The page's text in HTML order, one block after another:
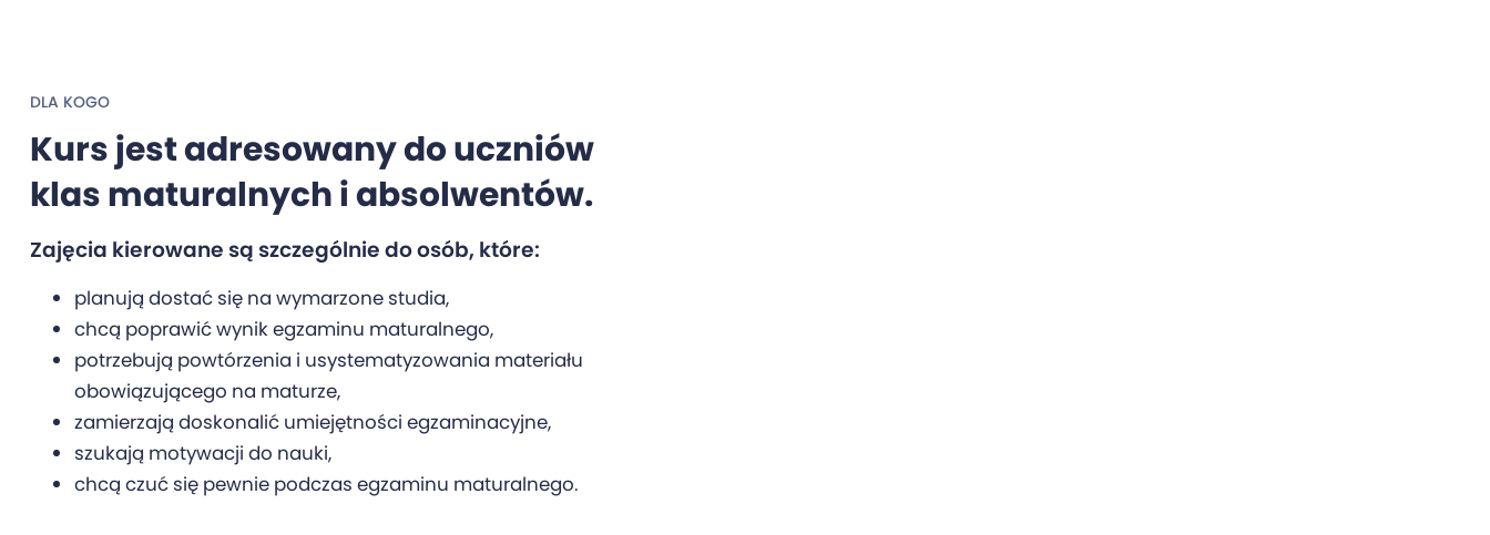
DLA KOGO
Kurs jest adresowany do uczniów
klas maturalnych i absolwentów.
Zajęcia kierowane są szczególnie do osób, które:
planują dostać się na wymarzone studia,
chcą poprawić wynik egzaminu maturalnego,
potrzebują powtórzenia i usystematyzowania materiału
obowiązującego na maturze,
zamierzają doskonalić umiejętności egzaminacyjne,
szukają motywacji do nauki,
chcą czuć się pewnie podczas egzaminu maturalnego.